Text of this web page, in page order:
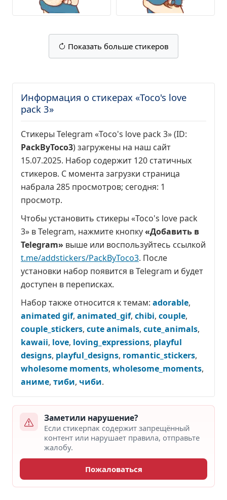
Показать больше стикеров
Информация о стикерах «Toco's love
pack 3»
Стикеры Telegram «Toco's love pack 3» (ID:
PackByToco3) загружены на наш сайт
15.07.2025. Набор содержит 120 статичных
стикеров. С момента загрузки страница
набрала 285 просмотров; сегодня: 1
просмотр.
Чтобы установить стикеры «Toco's love pack
3» в Telegram, нажмите кнопку«Добавить в
Telegram» выше или воспользуйтесь ссылкой
t.me/addstickers/PackByToco3. После
установки набор появится в Telegram и будет
доступен в переписках.
Набор также относится к темам: adorable,
animated gif, animated_gif, chibi, couple,
couple_stickers, cute animals, cute_animals,
kawaii, love, loving_expressions, playful
designs, playful_designs, romantic_stickers,
wholesome moments, wholesome_moments,
аниме, тиби, чиби.
Заметили нарушение?
Если стикерпак содержит запрещённый
контент или нарушает правила, отправьте
жалобу.
Пожаловаться